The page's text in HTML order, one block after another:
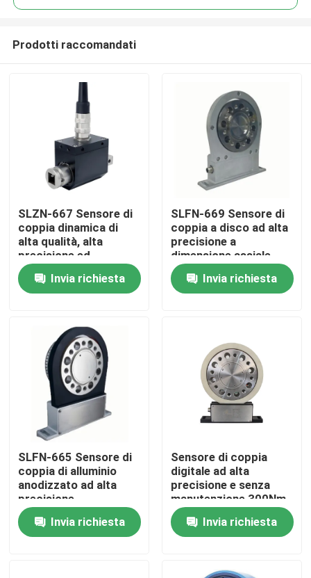
Casa.
Prodotti
Chi Siamo
Controllo della qualità
Contattaci
Notizie
Casi
Dinamometro di coppia di torsione
Prodotti raccomandati
SLZN-667 Sensore di
coppia dinamica di
alta qualità, alta
precisione ed
economico
Invia richiesta
SLFN-669 Sensore di
coppia a disco ad alta
precisione a
dimensione assiale
corta
Invia richiesta
SLFN-665 Sensore di
coppia di alluminio
anodizzato ad alta
precisione
Invia richiesta
Sensore di coppia
digitale ad alta
precisione e senza
manutenzione 300Nm
10000 RPM
Invia richiesta